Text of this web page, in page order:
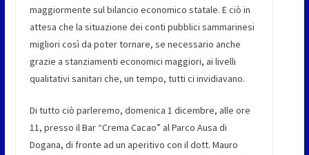
maggiormente sul bilancio economico statale. E ciò in
attesa che la situazione dei conti pubblici sammarinesi
migliori così da poter tornare, se necessario anche
grazie a stanziamenti economici maggiori, ai livelli
qualitativi sanitari che, un tempo, tutti ci invidiavano.
Di tutto ciò parleremo, domenica 1 dicembre, alle ore
11, presso il Bar “Crema Cacao” al Parco Ausa di
Dogana, di fronte ad un aperitivo con il dott. Mauro